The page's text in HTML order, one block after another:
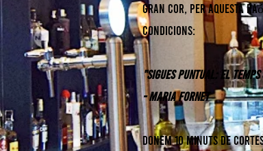
gran cor, per aquesta
condicions:
"Sigues puntual: el
- Maria Fornet
Donem 10 minuts de